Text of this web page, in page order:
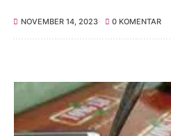
NOVEMBER 14, 2023 0 KOMENTAR